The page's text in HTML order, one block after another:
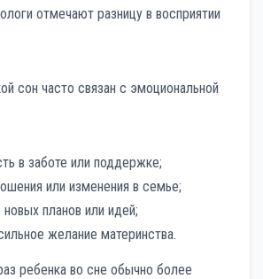
отмечают разницу в восприятии
сон часто связан с эмоциональной
в заботе или поддержке;
или изменения в семье;
новых планов или идей;
желание материнства.
ребенка во сне обычно более